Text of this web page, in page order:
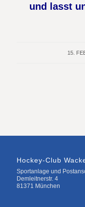
und lasst
15.
Hockey-Club
Sportanlage und
Demleitnerstr. 4
81371 München